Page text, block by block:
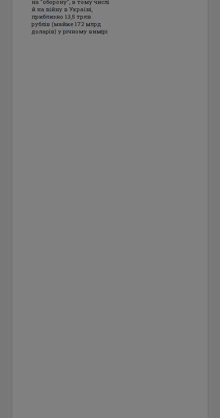
на "оборону", в тому числі
й на війну в Україні,
приблизно 13,5 трлн
рублів (майже 172 млрд
доларів) у річному вимірі